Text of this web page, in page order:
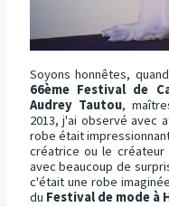
Soyons honnêtes,
66ème Festival de
Audrey Tautou,
2013, j'ai observé avec
robe était
créatrice ou le
avec beaucoup de
c'était une robe
du Festival de mode à